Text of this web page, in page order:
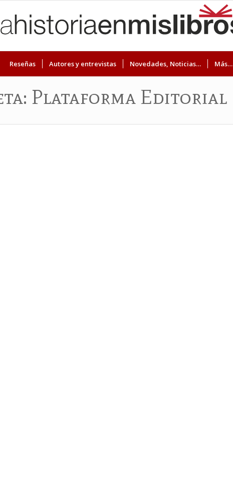
Reseñas Autores y entrevistas Novedades, Noticias… Más…
Plataforma Editorial